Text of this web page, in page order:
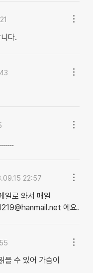
다.
22:57
일로 와서 매일
에요.
을 수 있어 가슴이